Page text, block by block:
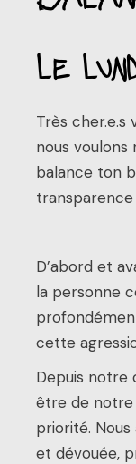
le
Très cher.e.s
nous
balance ton
transparence
D’abord et
la personne
cette
Depuis notre
être de
priorité.
et dévouée,